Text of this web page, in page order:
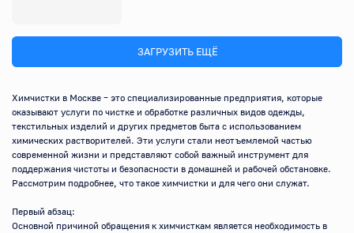
ЗАГРУЗИТЬ ЕЩЁ
Химчистки в Москве – это специализированные предприятия, которые
оказывают услуги по чистке и обработке различных видов одежды,
текстильных изделий и других предметов быта с использованием
химических растворителей. Эти услуги стали неотъемлемой частью
современной жизни и представляют собой важный инструмент для
поддержания чистоты и безопасности в домашней и рабочей обстановке.
Рассмотрим подробнее, что такое химчистки и для чего они служат.
Первый абзац:
Основной причиной обращения к химчисткам является необходимость в